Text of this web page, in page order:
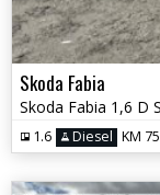
Skoda Fabia
1.6 Diesel KM 75